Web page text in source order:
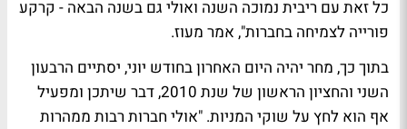
כל זאת עם ריבית נמוכה השנה ואולי גם בשנה הבאה - קרקע
פורייה לצמיחה בחברות", אמר מעוז.
בתוך כך, מחר יהיה היום האחרון בחודש יוני, יסתיים הרבעון
השני והחציון הראשון של שנת 2010, דבר שיתכן ומפעיל
אף הוא לחץ על שוקי המניות. "אולי חברות רבות ממהרות